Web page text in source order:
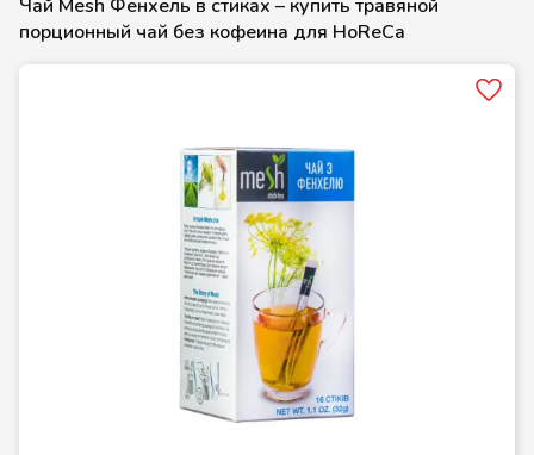
Чай Mesh Фенхель в стиках – купить травяной
порционный чай без кофеина для HoReCa